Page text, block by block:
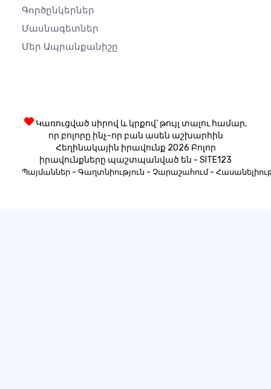
Գործընկերներ
Մասնագետներ
Մեր Ապրանքանիշը
Կառուցված սիրով և կրքով՝ թույլ տալու համար,
որ բոլորը ինչ-որ բան ասեն աշխարհին
Հեղինակային իրավունք 2026 Բոլոր
իրավունքները պաշտպանված են - SITE123
Պայմաններ - Գաղտնիություն - Չարաշահում-